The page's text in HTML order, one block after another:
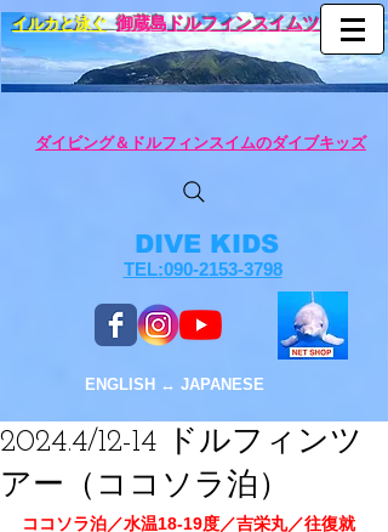
イルカと泳ぐ 御蔵島ドルフィンスイムツアー
ダイビング＆ドルフィンスイムのダイブキッズ
DIVE KIDS
TEL:090-2153-3798
ENGLISH ↔︎ JAPANESE
2024.4/12-14 ドルフィンツ
アー（ココソラ泊）
ココソラ泊／水温18-19度／吉栄丸／往復就